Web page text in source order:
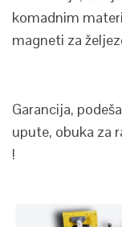
komadnim
magneti za
Garancija,
upute, obuka za
!